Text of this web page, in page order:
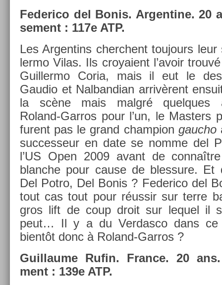
Federico del Bonis. Ar­gentine. 20
se­ment : 117e ATP.
Les Ar­gentins cherchent toujours
lermo Vilas. Ils croyaient l’avoir
Guil­lermo Coria, mais il eut le
Gaudio et Nal­bandian arrivèrent
la scène mais malgré quel­ques
Roland-Garros pour l’un, le Mast­ers
furent pas le grand champ­ion gauc­ho
suc­ces­seur en date se nomme del
l’US Open 2009 avant de
blanche pour cause de bles­sure.
Del Potro, Del Bonis ? Federico del
tout cas tout pour réussir sur terre
gros lift de coup droit sur lequel il
peut… Il y a du Ver­dasco dans ce
bientôt donc à Roland-Garros ?
Guil­laume Rufin. Fran­ce. 20
ment : 139e ATP.